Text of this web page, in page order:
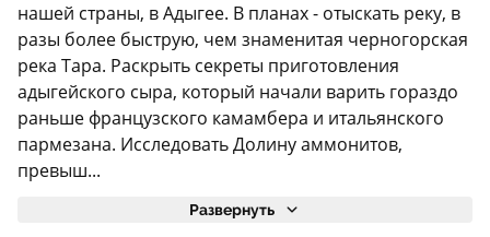
нашей страны, в Адыгее. В планах - отыскать реку, в
разы более быструю, чем знаменитая черногорская
река Тара. Раскрыть секреты приготовления
адыгейского сыра, который начали варить гораздо
раньше французского камамбера и итальянского
пармезана. Исследовать Долину аммонитов,
превыш...
Развернуть